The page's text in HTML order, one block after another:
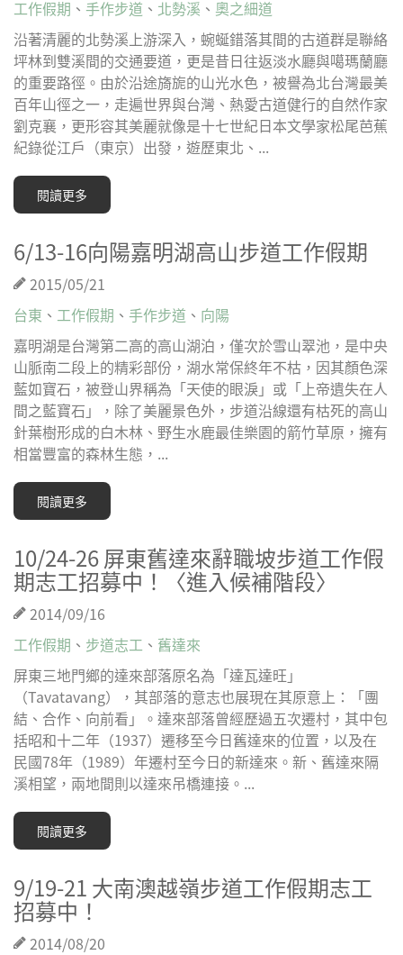
工作假期 、 手作步道 、 北勢溪 、 奧之細道
沿著清麗的北勢溪上游深入，蜿蜒錯落其間的古道群是聯絡
坪林到雙溪間的交通要道，更是昔日往返淡水廳與噶瑪蘭廳
的重要路徑。由於沿途旖旎的山光水色，被譽為北台灣最美
百年山徑之一，走遍世界與台灣、熱愛古道健行的自然作家
劉克襄，更形容其美麗就像是十七世紀日本文學家松尾芭蕉
紀錄從江戶（東京）出發，遊歷東北、...
閱讀更多
6/13-16向陽嘉明湖高山步道工作假期
2015/05/21
台東 、 工作假期 、 手作步道 、 向陽
嘉明湖是台灣第二高的高山湖泊，僅次於雪山翠池，是中央
山脈南二段上的精彩部份，湖水常保終年不枯，因其顏色深
藍如寶石，被登山界稱為「天使的眼淚」或「上帝遺失在人
間之藍寶石」，除了美麗景色外，步道沿線還有枯死的高山
針葉樹形成的白木林、野生水鹿最佳樂園的箭竹草原，擁有
相當豐富的森林生態，...
閱讀更多
10/24-26 屏東舊達來辭職坡步道工作假
期志工招募中！〈進入候補階段〉
2014/09/16
工作假期 、 步道志工 、 舊達來
屏東三地門鄉的達來部落原名為「達瓦達旺」
（Tavatavang），其部落的意志也展現在其原意上：「團
結、合作、向前看」。達來部落曾經歷過五次遷村，其中包
括昭和十二年（1937）遷移至今日舊達來的位置，以及在
民國78年（1989）年遷村至今日的新達來。新、舊達來隔
溪相望，兩地間則以達來吊橋連接。...
閱讀更多
9/19-21 大南澳越嶺步道工作假期志工
招募中！
2014/08/20